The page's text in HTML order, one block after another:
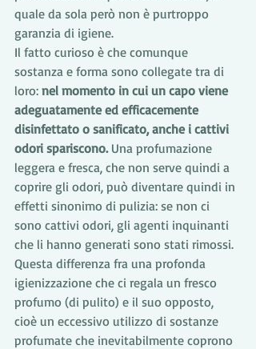
quale da sola però non è purtroppo
garanzia di igiene.
Il fatto curioso è che comunque
sostanza e forma sono collegate tra di
loro: nel momento in cui un capo viene
adeguatamente ed efficacemente
disinfettato o sanificato, anche i cattivi
odori spariscono. Una profumazione
leggera e fresca, che non serve quindi a
coprire gli odori, può diventare quindi in
effetti sinonimo di pulizia: se non ci
sono cattivi odori, gli agenti inquinanti
che li hanno generati sono stati rimossi.
Questa differenza fra una profonda
igienizzazione che ci regala un fresco
profumo (di pulito) e il suo opposto,
cioè un eccessivo utilizzo di sostanze
profumate che inevitabilmente coprono